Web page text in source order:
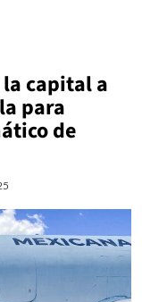
capital a
para
de